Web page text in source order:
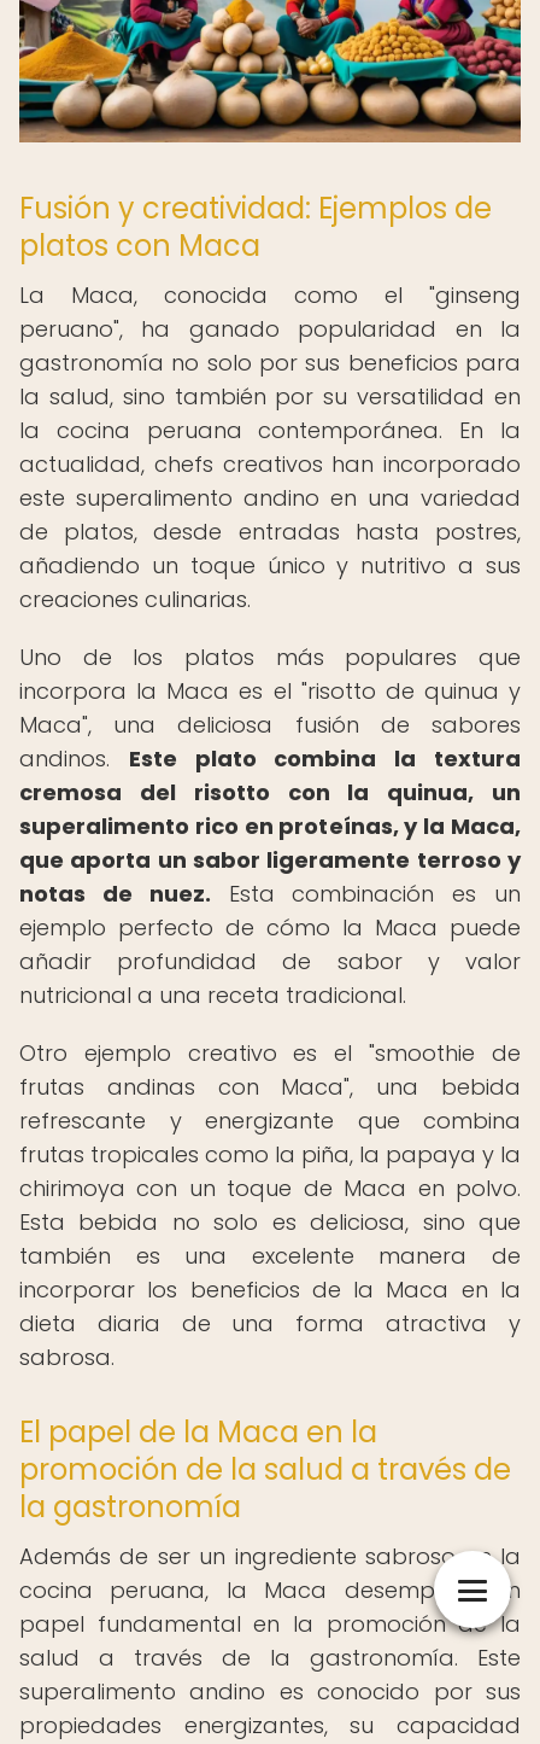
Fusión y creatividad: Ejemplos de
platos con Maca
La Maca, conocida como el "ginseng
peruano", ha ganado popularidad en la
gastronomía no solo por sus beneficios para
la salud, sino también por su versatilidad en
la cocina peruana contemporánea. En la
actualidad, chefs creativos han incorporado
este superalimento andino en una variedad
de platos, desde entradas hasta postres,
añadiendo un toque único y nutritivo a sus
creaciones culinarias.
Uno de los platos más populares que
incorpora la Maca es el "risotto de quinua y
Maca", una deliciosa fusión de sabores
andinos. Este plato combina la textura
cremosa del risotto con la quinua, un
superalimento rico en proteínas, y la Maca,
que aporta un sabor ligeramente terroso y
notas de nuez. Esta combinación es un
ejemplo perfecto de cómo la Maca puede
añadir profundidad de sabor y valor
nutricional a una receta tradicional.
Otro ejemplo creativo es el "smoothie de
frutas andinas con Maca", una bebida
refrescante y energizante que combina
frutas tropicales como la piña, la papaya y la
chirimoya con un toque de Maca en polvo.
Esta bebida no solo es deliciosa, sino que
también es una excelente manera de
incorporar los beneficios de la Maca en la
dieta diaria de una forma atractiva y
sabrosa.
El papel de la Maca en la
promoción de la salud a través de
la gastronomía
Además de ser un ingrediente sabroso en la
cocina peruana, la Maca desempeña un
papel fundamental en la promoción de la
salud a través de la gastronomía. Este
superalimento andino es conocido por sus
propiedades energizantes, su capacidad